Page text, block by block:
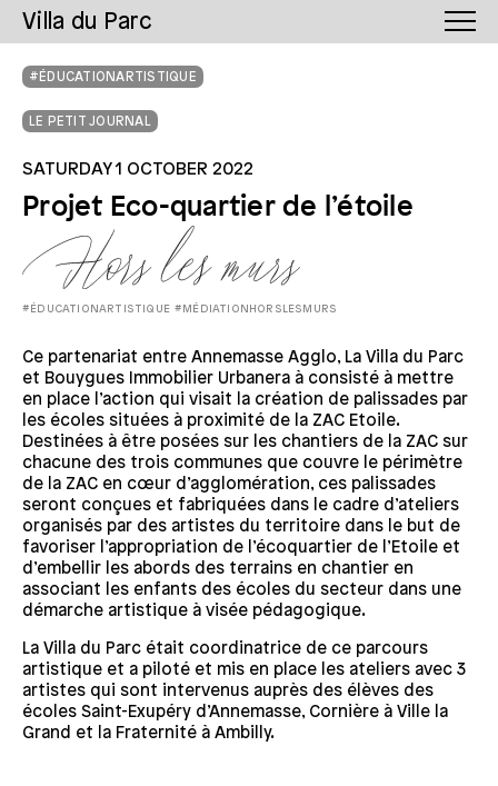
Villa du Parc
#ÉDUCATIONARTISTIQUE
LE PETIT JOURNAL
SATURDAY 1 OCTOBER 2022
Projet Eco-quartier de l’étoile
#ÉDUCATIONARTISTIQUE #MÉDIATIONHORSLESMURS
Ce partenariat entre Annemasse Agglo, La Villa du Parc
et Bouygues Immobilier Urbanera à consisté à mettre
en place l’action qui visait la création de palissades par
les écoles situées à proximité de la ZAC Etoile.
Destinées à être posées sur les chantiers de la ZAC sur
chacune des trois communes que couvre le périmètre
de la ZAC en cœur d’agglomération, ces palissades
seront conçues et fabriquées dans le cadre d’ateliers
organisés par des artistes du territoire dans le but de
favoriser l’appropriation de l’écoquartier de l’Etoile et
d’embellir les abords des terrains en chantier en
associant les enfants des écoles du secteur dans une
démarche artistique à visée pédagogique.
La Villa du Parc était coordinatrice de ce parcours
artistique et a piloté et mis en place les ateliers avec 3
artistes qui sont intervenus auprès des élèves des
écoles Saint-Exupéry d’Annemasse, Cornière à Ville la
Grand et la Fraternité à Ambilly.